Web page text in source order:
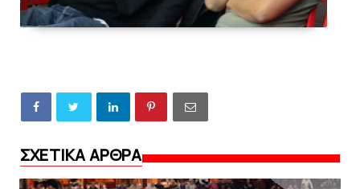
ΣΧΕΤΙΚΑ ΑΡΘΡΑ